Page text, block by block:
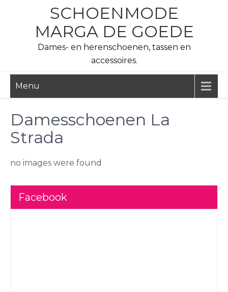
SCHOENMODE
MARGA DE GOEDE
Dames- en herenschoenen, tassen en
accessoires.
Menu
Damesschoenen La
Strada
no images were found
Facebook